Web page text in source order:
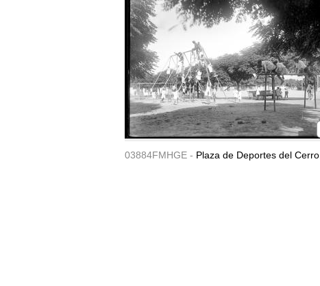
03884FMHGE - Plaza de Deportes del Cerro.